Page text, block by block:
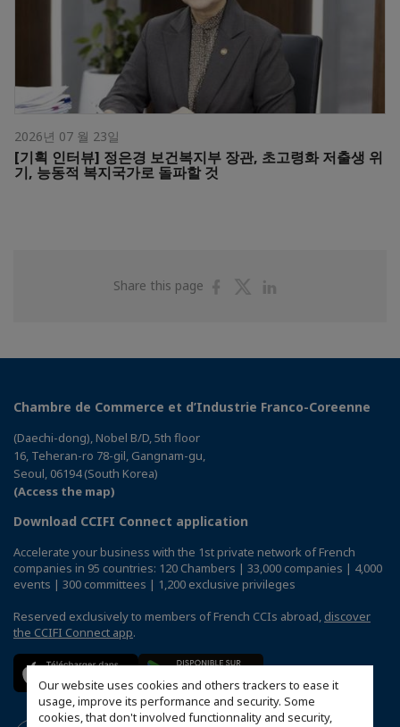
Our website uses cookies and others trackers to ease it
usage, improve its performance and security. Some
cookies, that don't involved functionnality and security,
2026년 07 월 23일
[기획 인터뷰] 정은경 보건복지부 장관, 초고령화 저출생 위
기, 능동적 복지국가로 돌파할 것
Share this page
ShareShare
Chambre de Commerce et d’Industrie Franco-Coreenne
(Daechi-dong), Nobel B/D, 5th floor
16, Teheran-ro 78-gil, Gangnam-gu,
Seoul, 06194 (South Korea)
(Access the map)
Download CCIFI Connect application
Accelerate your business with the 1st private network of French
companies in 95 countries: 120 Chambers | 33,000 companies | 4,000
events | 300 committees | 1,200 exclusive privileges
Reserved exclusively to members of French CCIs abroad, discover
the CCIFI Connect app.